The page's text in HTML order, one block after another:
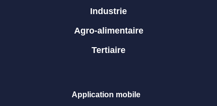
Industrie
Agro-alimentaire
Tertiaire
Application mobile